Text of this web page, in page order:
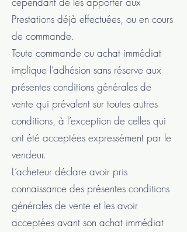
Prestations déjà effectuées, ou en cours
de commande.
Toute commande ou achat immédiat
implique l’adhésion sans réserve aux
présentes conditions générales de
vente qui prévalent sur toutes autres
conditions, à l’exception de celles qui
ont été acceptées expressément par le
vendeur.
L’acheteur déclare avoir pris
connaissance des présentes conditions
générales de vente et les avoir
acceptées avant son achat immédiat